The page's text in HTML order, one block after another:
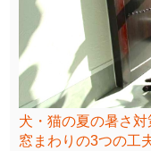
犬・猫の夏の暑さ
窓まわりの3つの工